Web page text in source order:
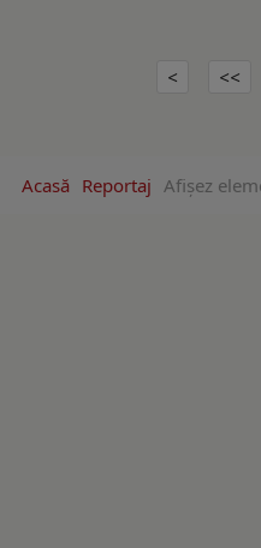
Acasă Reportaj Afişez